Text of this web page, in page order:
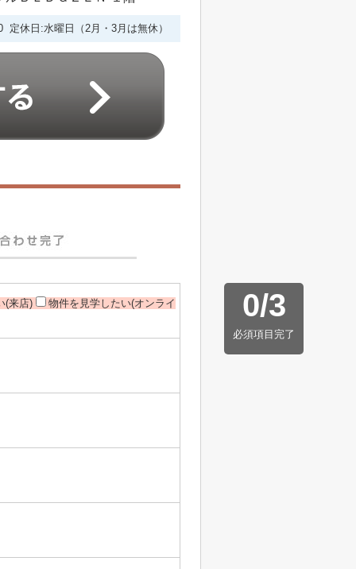
定休日:水曜日（2月・3月は無休）
0/3
必須項目完了
(来店)
物件を見学したい(オンライ